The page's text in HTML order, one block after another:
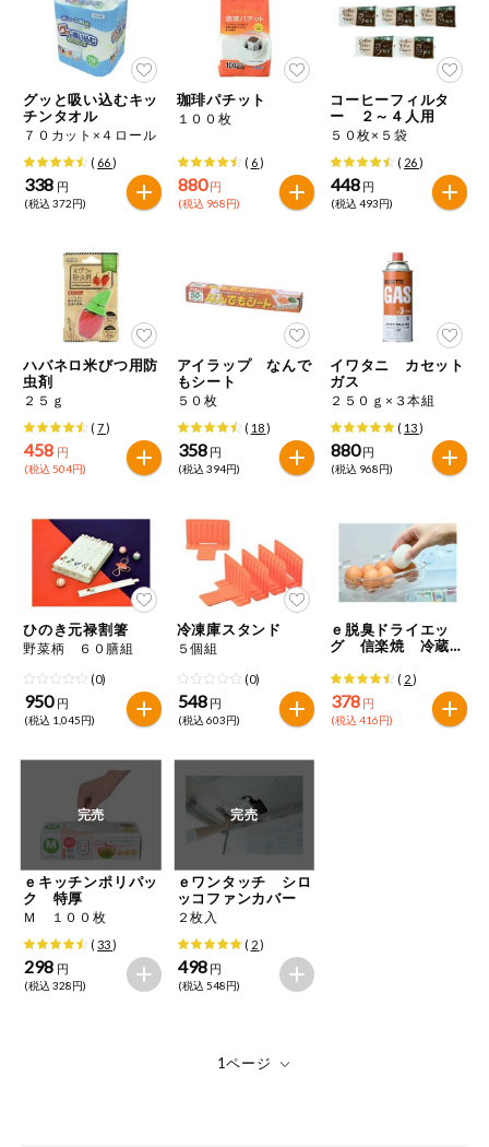
グッと吸い込むキッ
チンタオル
７０カット×４ロール
( 66)
338 円
(税込 372円)
珈琲パチット
１００枚
( 6)
880 円
(税込 968円)
コーヒーフィルタ
ー ２～４人用
５０枚×５袋
( 26)
448 円
(税込 493円)
ハバネロ米びつ用防
虫剤
２５ｇ
(7)
458 円
(税込 504円)
アイラップ なんで
もシート
５０枚
( 18)
358 円
(税込 394円)
イワタニ カセット
ガス
２５０ｇ×３本組
( 13)
880円
(税込 968円)
ひのき元禄割箸
野菜柄 ６０膳組
(0)
950 円
(税込 1,045円)
冷凍庫スタンド
５個組
(0)
548 円
(税込 603円)
ｅ脱臭ドライエッ
グ 信楽焼 冷蔵室
( 2)
378 円
(税込 416円)
完売
ｅキッチンポリパッ
ク 特厚
Ｍ １００枚
(33)
298 円
(税込 328円)
完売
ｅワンタッチ シロ
ッコファンカバー
２枚入
( 2)
498 円
(税込 548円)